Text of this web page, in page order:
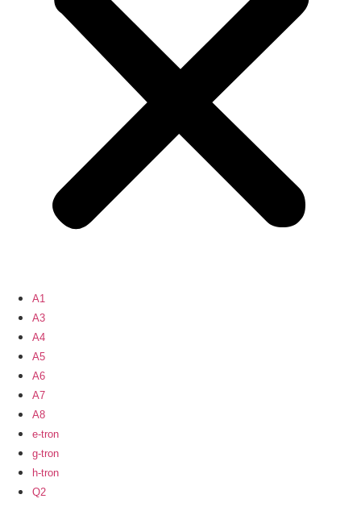
A1
A3
A4
A5
A6
A7
A8
e-tron
g-tron
h-tron
Q2